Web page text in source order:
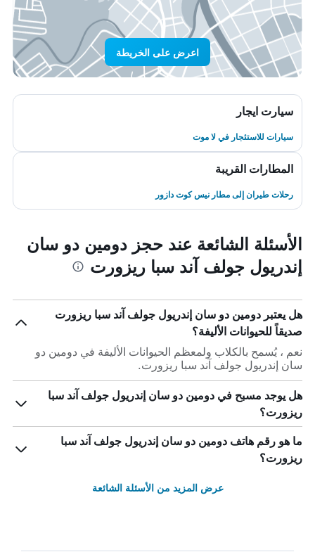
اعرض على الخريطة
سيارت ايجار
سيارات للاستئجار في لا موت
المطارات القريبة
رحلات طيران إلى مطار نيس كوت دازور
الأسئلة الشائعة عند حجز دومين دو سان
إندريول جولف آند سبا ريزورت
هل يعتبر دومين دو سان إندريول جولف آند سبا ريزورت
صديقاً للحيوانات الأليفة؟
نعم ، يُسمح بالكلاب ولمعظم الحيوانات الأليفة في دومين دو
سان إندريول جولف آند سبا ريزورت.
هل يوجد مسبح في دومين دو سان إندريول جولف آند سبا
ريزورت؟
ما هو رقم هاتف دومين دو سان إندريول جولف آند سبا
ريزورت؟
عرض المزيد من الأسئلة الشائعة